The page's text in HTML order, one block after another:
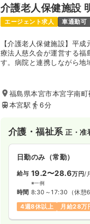
介護老人保健施設
エージェント求人 車通勤可
【介護老人保健施設】平
療法人慈久会が運営する福
す。病院と連携しながら地
福島県本宮市本宮字南
本宮駅
6分
介護・福祉系正・准
日勤のみ（常勤）
給与 19.2〜28.6万円/
※一例
時間 8:30～17:30 （休憩
4週8休以上
月給28万